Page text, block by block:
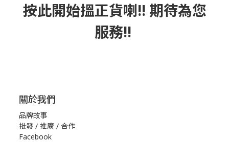
按此開始搵正貨喇!! 期待為您
服務!!
關於我們
品牌故事
批發 / 推廣 / 合作
Facebook